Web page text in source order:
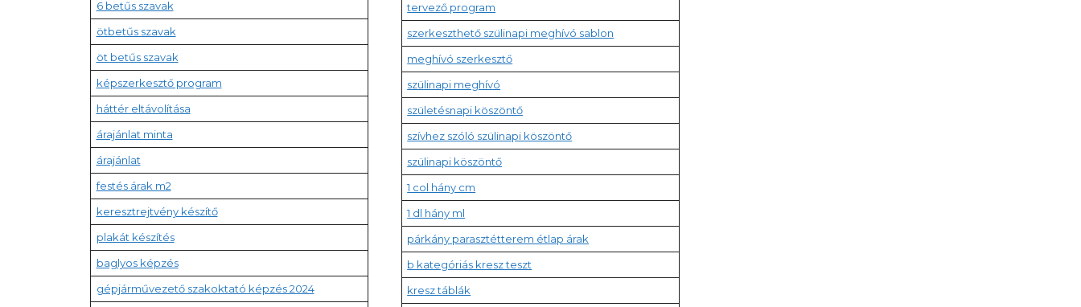
6 betűs szavak
ötbetűs szavak
öt betűs szavak
képszerkesztő program
háttér eltávolítása
árajánlat minta
árajánlat
festés árak m2
keresztrejtvény készítő
plakát készítés
baglyos képzés
gépjárművezető szakoktató képzés 2024
tervező program
szerkeszthető szülinapi meghívó sablon
meghívó szerkesztő
szülinapi meghívó
születésnapi köszöntő
szívhez szóló szülinapi köszöntő
szülinapi köszöntő
1 col hány cm
1 dl hány ml
párkány parasztétterem étlap árak
b kategóriás kresz teszt
kresz táblák